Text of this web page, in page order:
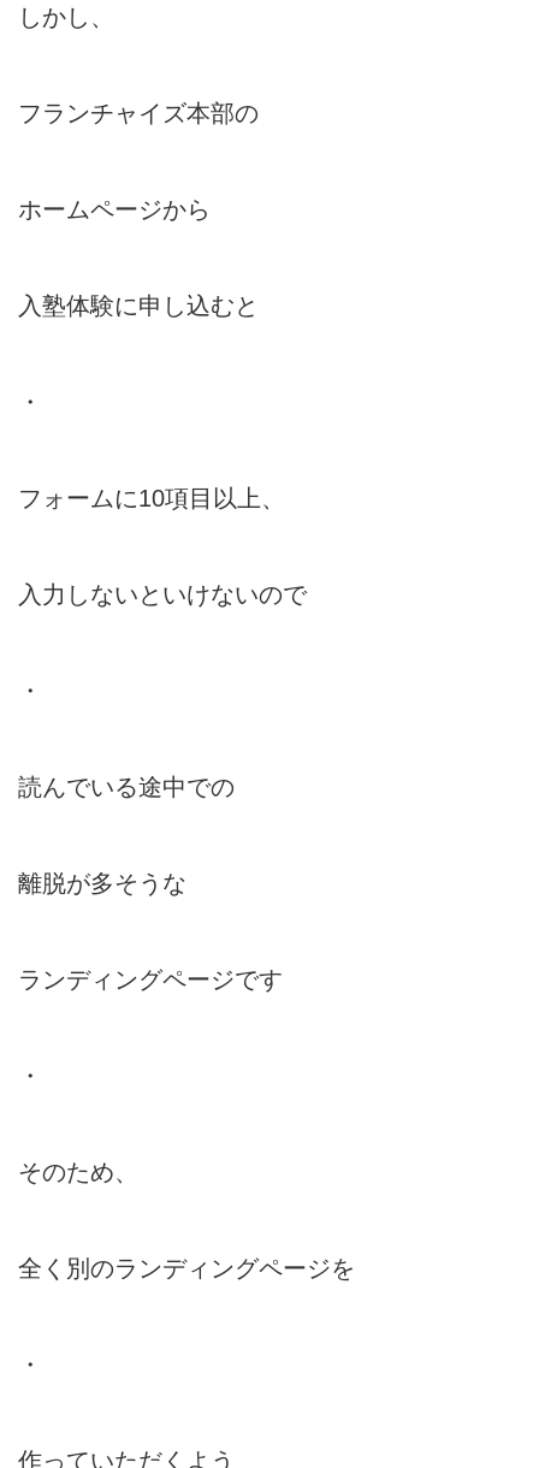
しかし、
フランチャイズ本部の
ホームページから
入塾体験に申し込むと
・
フォームに10項目以上、
入力しないといけないので
・
読んでいる途中での
離脱が多そうな
ランディングページです
・
そのため、
全く別のランディングページを
・
作っていただくよう